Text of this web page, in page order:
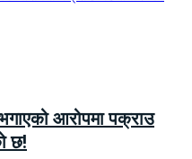
आरोपमा पक्राउ
छ!